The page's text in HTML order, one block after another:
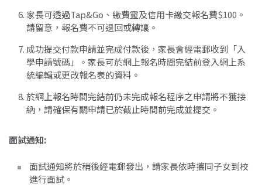
家長可透過Tap&Go、繳費靈及信用卡繳交報名費$100。
請留意，報名費不可退回或轉讓。
成功提交付款申請並完成付款後，家長會經電郵收到「入
學申請號碼」。家長可於網上報名時間完結前登入網上系
統編輯或更改報名表的資料。
於網上報名時間完結前仍未完成報名程序之申請將不獲接
納，請確保有關申請已於截止時間前完成並提交。
面試通知:
面試通知將於稍後經電郵發出，請家長依時攜同子女到校
進行面試。